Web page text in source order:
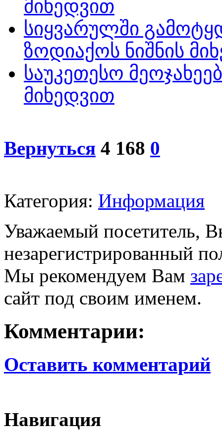
მიხედვით
სიყვარულში
ზოდიაქოს ნიშნის
საუკეთესო
მიხედვით
Вернуться 4 168 0
Категория: Информация
Уважаемый посетитель,
незарегистрированный
Мы рекомендуем Вам
сайт под своим именем.
Комментарии:
Оставить комментарий
Навигация